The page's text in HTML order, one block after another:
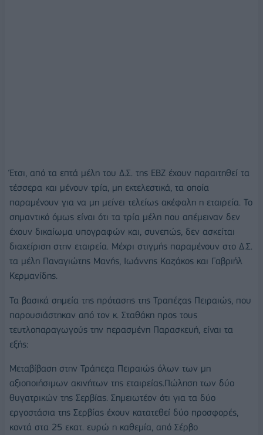
Έτσι, από τα επτά μέλη του Δ.Σ. της ΕΒΖ έχουν παραιτηθεί τα
τέσσερα και μένουν τρία, μη εκτελεστικά, τα οποία
παραμένουν για να μη μείνει τελείως ακέφαλη η εταιρεία. Το
σημαντικό όμως είναι ότι τα τρία μέλη που απέμειναν δεν
έχουν δικαίωμα υπογραφών και, συνεπώς, δεν ασκείται
διαχείριση στην εταιρεία. Μέχρι στιγμής παραμένουν στο Δ.Σ.
τα μέλη Παναγιώτης Μανής, Ιωάννης Καζάκος και Γαβριήλ
Κερμανίδης.
Τα βασικά σημεία της πρότασης της Τραπέζας Πειραιώς, που
παρουσιάστηκαν από τον κ. Σταθάκη προς τους
τευτλοπαραγωγούς την περασμένη Παρασκευή, είναι τα
εξής:
Μεταβίβαση στην Τράπεζα Πειραιώς όλων των μη
αξιοποιήσιμων ακινήτων της εταιρείας.Πώληση των δύο
θυγατρικών της Σερβίας. Σημειωτέον ότι για τα δύο
εργοστάσια της Σερβίας έχουν κατατεθεί δύο προσφορές,
κοντά στα 25 εκατ. ευρώ η καθεμία, από Σέρβο